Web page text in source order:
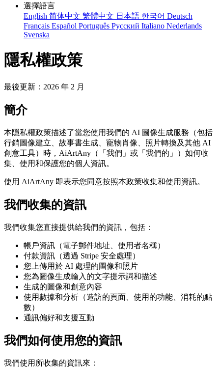
選擇語言
English 简体中文 繁體中文 日本語 한국어 Deutsch
Français Español Português Русский Italiano Nederlands
Svenska
隱私權政策
最後更新：2026 年 2 月
簡介
本隱私權政策描述了當您使用我們的 AI 圖像生成服務（包括
行銷圖像建立、故事書生成、寵物肖像、照片轉換及其他 AI
創意工具）時，AiArtAny（「我們」或「我們的」）如何收
集、使用和保護您的個人資訊。
使用 AiArtAny 即表示您同意按照本政策收集和使用資訊。
我們收集的資訊
我們收集您直接提供給我們的資訊，包括：
帳戶資訊（電子郵件地址、使用者名稱）
付款資訊（透過 Stripe 安全處理）
您上傳用於 AI 處理的圖像和照片
您為圖像生成輸入的文字提示詞和描述
生成的圖像和創意內容
使用數據和分析（造訪的頁面、使用的功能、消耗的點
數）
通訊偏好和支援互動
我們如何使用您的資訊
我們使用所收集的資訊來：